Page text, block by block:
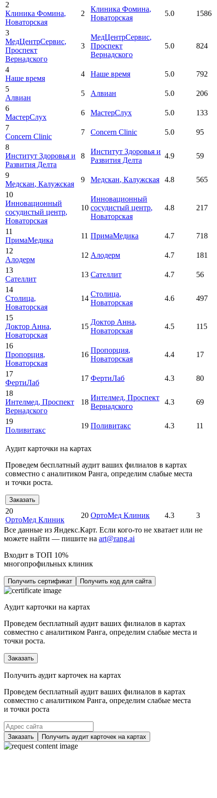
2
Клиника Фомина,
Новаторская
2
Клиника Фомина,
Новаторская
5.0 1586
3
МедЦентрСервис,
Проспект
Вернадского
3
МедЦентрСервис,
Проспект
Вернадского
5.0 824
4
Наше время
4 Наше время 5.0
792
5
Алвиан
5 Алвиан 5.0
206
6
МастерСлух
6 МастерСлух 5.0
133
7
Concern Clinic
7 Concern Clinic 5.0
95
8
Институт Здоровья и
Развития Делта
8
Институт Здоровья и
Развития Делта
4.9 59
9
Медскан, Калужская
9 Медскан, Калужская 4.8
565
10
Инновационный
сосудистый центр,
Новаторская
10
Инновационный
сосудистый центр,
Новаторская
4.8 217
11
ПримаМедика
11 ПримаМедика 4.7
718
12
Алодерм
12 Алодерм 4.7
181
13
Сателлит
13 Сателлит 4.7
56
14
Столица,
Новаторская
14
Столица,
Новаторская
4.6 497
15
Доктор Анна,
Новаторская
15
Доктор Анна,
Новаторская
4.5 115
16
Пропорция,
Новаторская
16
Пропорция,
Новаторская
4.4 17
17
ФертиЛаб
17 ФертиЛаб 4.3
80
18
Интелмед, Проспект
Вернадского
18
Интелмед, Проспект
Вернадского
4.3 69
19
Поливитакс
19 Поливитакс 4.3 11
Аудит карточки на картах
Проведем бесплатный аудит ваших филиалов в картах
совместно с аналитиком Ранга, определим слабые места
и точки роста.
Заказать
20
ОртоМед Клиник
20 ОртоМед Клиник 4.3
3
Все данные из Яндекс.Карт. Если кого-то не хватает или не
можете найти — пишите на art@rang.ai
Входит в ТОП 10%
многопрофильных клиник
Получить сертификат Получить код для сайта
Аудит карточки на картах
Проведем бесплатный аудит ваших филиалов в картах
совместно с аналитиком Ранга, определим слабые места и
точки роста.
Заказать
Получить аудит карточек на картах
Проведем бесплатный аудит ваших филиалов в картах
совместно с аналитиком Ранга, определим слабые места
и точки роста
Заказать Получить аудит карточек на картах